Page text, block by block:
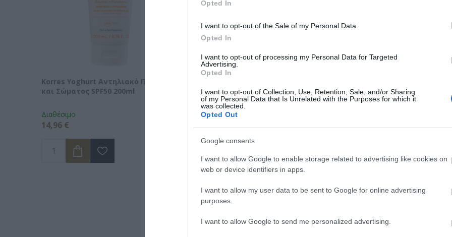
Opted In
I want to opt-out of the Sale of my Personal Data.
Opted In
I want to opt-out of processing my Personal Data for Targeted
Advertising.
Opted In
I want to opt-out of Collection, Use, Retention, Sale, and/or Sharing
of my Personal Data that Is Unrelated with the Purposes for which it
was collected.
Opted Out
Google consents
I want to allow Google to enable storage related to advertising like cookies on
web or device identifiers in apps.
I want to allow my user data to be sent to Google for online advertising
purposes.
I want to allow Google to send me personalized advertising.
Korres Yoghurt Αντηλιακό Προσώπου
και Σώματος SPF50 200ml
Διαθέσιμο
14,96 €
Ορός Αναπλήρωσης Όγκου
Διαθέσιμο
34,90 €
SPF50 50ml
15,20 €
ΑΝΑΚΆΛΥΨΕ ΠΑΡΌΜΟΙΑ